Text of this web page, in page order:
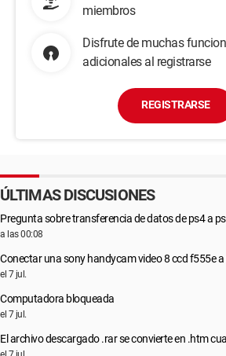
miembros
Disfrute de muchas
adicionales al registrarse
REGISTRARSE
ÚLTIMAS DISCUSIONES
Pregunta sobre transferencia de datos de ps4 a
a las 00:08
Conectar una sony handycam video 8 ccd f555e a
el 7 jul.
Computadora bloqueada
el 7 jul.
El archivo descargado .rar se convierte en .htm